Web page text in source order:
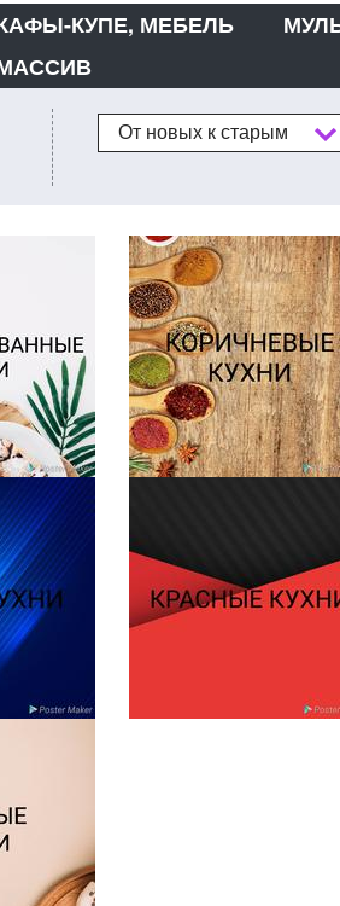
КУПЕ, МЕБЕЛЬ
Сортировка
От новых к старым